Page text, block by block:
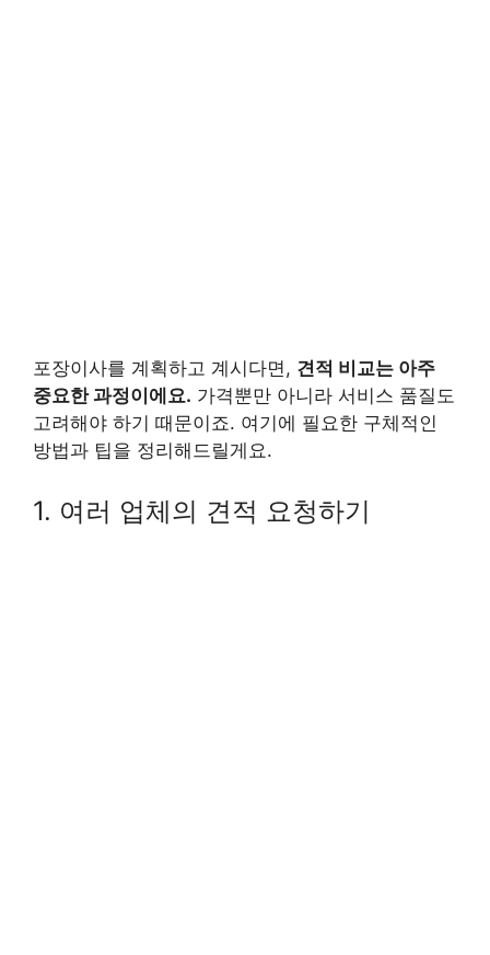
포장이사를 계획하고 계시다면, 견적 비교는 아주
중요한 과정이에요. 가격뿐만 아니라 서비스 품질도
고려해야 하기 때문이죠. 여기에 필요한 구체적인
방법과 팁을 정리해드릴게요.
1. 여러 업체의 견적 요청하기